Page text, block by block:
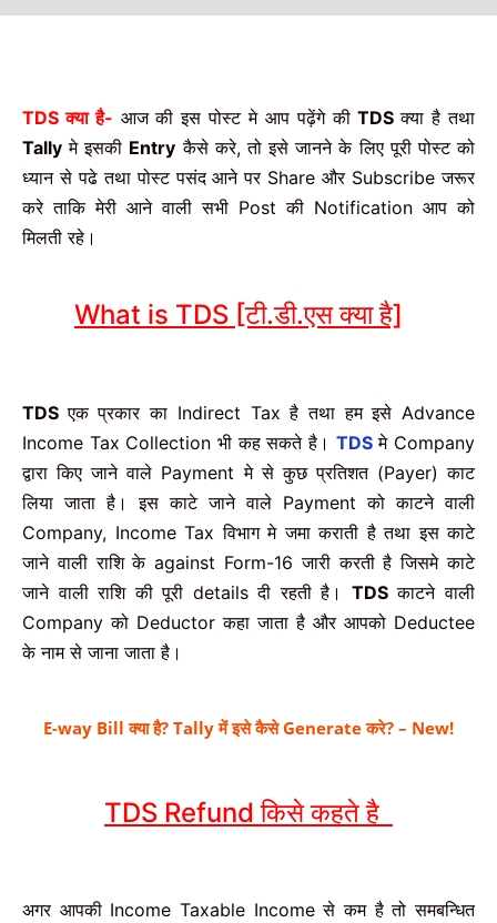
TDS क्या है- आज की इस पोस्ट मे आप पढ़ेंगे कीTDSक्या है तथा
Tally मे इसकी Entry कैसे करे, तो इसे जानने के लिए पूरी पोस्ट को
ध्यान से पढे तथा पोस्ट पसंद आने पर Share और Subscribe जरूर
करे ताकि मेरी आने वाली सभी Post की Notification आप को
मिलती रहे।
What is TDS [टी.डी.एस क्या है]
TDSएक प्रकार का Indirect Tax है तथा हम इसे Advance
Income Tax Collection भी कह सकते है। TDSमे Company
द्वारा किए जाने वाले Payment मे से कुछ प्रतिशत (Payer) काट
लिया जाता है। इस काटे जाने वाले Payment को काटने वाली
Company, Income Tax विभाग मे जमा कराती है तथा इस काटे
जाने वाली राशि के against Form-16 जारी करती है जिसमे काटे
जाने वाली राशि की पूरी details दी रहती है। TDSकाटने वाली
Company को Deductor कहा जाता है और आपको Deductee
के नाम से जाना जाता है।
E-way Bill क्या है? Tally में इसे कैसे Generate करे? – New!
TDS Refund किसे कहते है
अगर आपकी Income Taxable Income से कम है तो समबन्धित